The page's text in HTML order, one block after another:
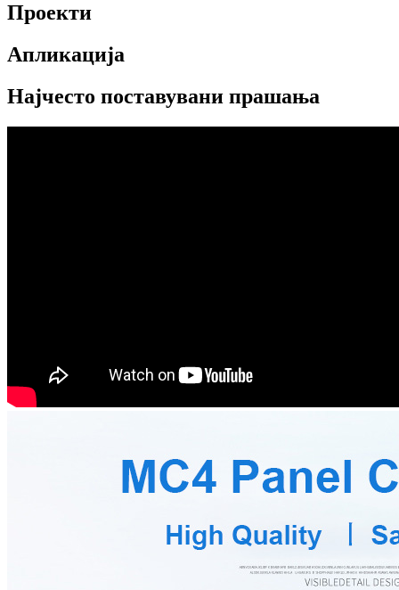
Проекти
Апликација
Најчесто поставувани прашања